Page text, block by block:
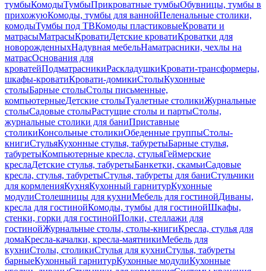
тумбыКомодыТумбыПрикроватные тумбыОбувницы, тумбы в
прихожуюКомоды, тумбы для ваннойПеленальные столики,
комодыТумбы под ТВКомоды пластиковыеКровати и
матрасыМатрасыКроватиДетские кроватиКроватки для
новорожденныхНадувная мебельНаматрасники, чехлы на
матрасОснования для
кроватейПодматрасникиРаскладушкиКровати-трансформеры,
шкафы-кроватиКровати-домикиСтолыКухонные
столыБарные столыСтолы письменные,
компьютерныеДетские столыТуалетные столикиЖурнальные
столыСадовые столыРастущие столы и партыСтолы,
журнальные столики для баниПриставные
столикиКонсольные столикиОбеденные группыСтолы-
книгиСтульяКухонные стулья, табуретыБарные стулья,
табуретыКомпьютерные кресла, стульяГеймерские
креслаДетские стулья, табуретыБанкетки, скамьиСадовые
кресла, стулья, табуретыСтулья, табуреты для баниСтульчики
для кормленияКухняКухонный гарнитурКухонные
модулиСтолешницы для кухниМебель для гостинойДиваны,
кресла для гостинойКомоды, тумбы для гостинойШкафы,
стенки, горки для гостинойПолки, стеллажи для
гостинойЖурнальные столы, столы-книгиКресла, стулья для
домаКресла-качалки, кресла-маятникиМебель для
кухниСтолы, столикиСтулья для кухниСтулья, табуреты
барныеКухонный гарнитурКухонные модулиКухонные